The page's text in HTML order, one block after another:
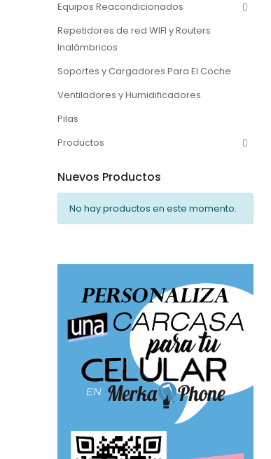
Equipos Reacondicionados
Repetidores de red WIFI y Routers
Inalámbricos
Soportes y Cargadores Para El Coche
Ventiladores y Humidificadores
Pilas
Productos
Nuevos Productos
No hay productos en este momento.